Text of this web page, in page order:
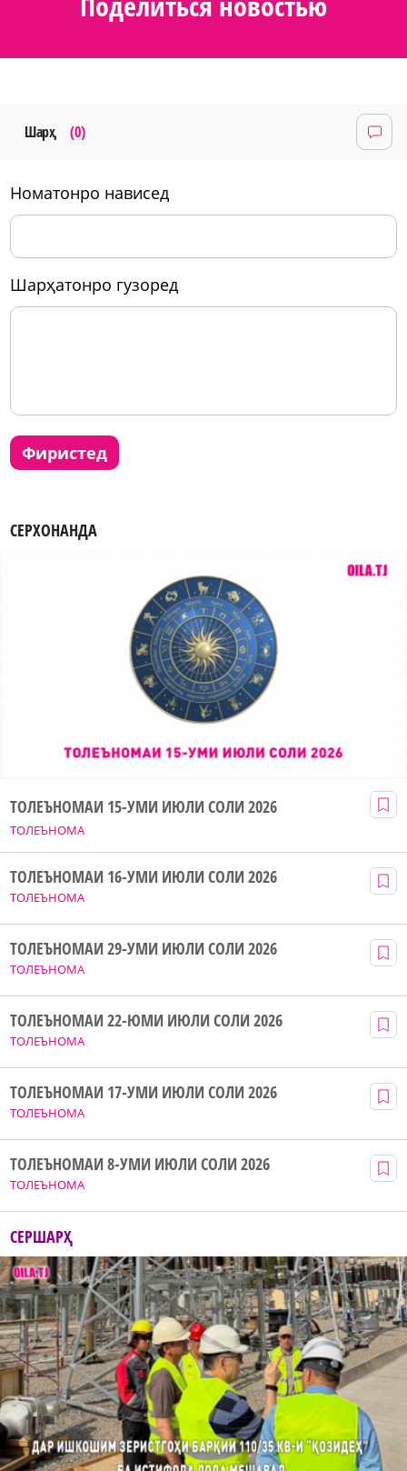
Шарҳ (0)
номатонро нависед
шарҳатонро гузоред
фиристед
СЕРХОНАНДА
ТОЛЕЪНОМА
ТОЛЕЪНОМАИ 15-УМИ ИЮЛИ СОЛИ 2026
ТОЛЕЪНОМА
ТОЛЕЪНОМАИ 16-УМИ ИЮЛИ СОЛИ 2026
ТОЛЕЪНОМА
ТОЛЕЪНОМАИ 29-УМИ ИЮЛИ СОЛИ 2026
ТОЛЕЪНОМА
ТОЛЕЪНОМАИ 22-ЮМИ ИЮЛИ СОЛИ 2026
ТОЛЕЪНОМА
ТОЛЕЪНОМАИ 17-УМИ ИЮЛИ СОЛИ 2026
ТОЛЕЪНОМА
ТОЛЕЪНОМАИ 8-УМИ ИЮЛИ СОЛИ 2026
СЕРШАРҲ